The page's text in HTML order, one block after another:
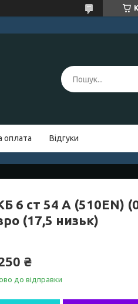
оплата Відгуки
6 ст 54 А (510EN)
(17,5 низьк)
₴
до відправки